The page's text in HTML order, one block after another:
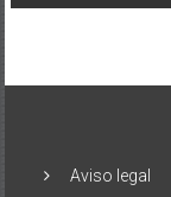
Aviso legal